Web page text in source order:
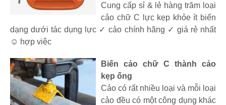
Cung cấp sỉ & lẻ hàng trăm loại
cảo chữ C lực kẹp khỏe ít biến
dạng dưới tác dụng lực ✓ cảo chính hãng ✓ giá rẻ nhất
☺️ hợp việc
Biến cảo chữ C thành cảo
kẹp ống
Cảo có rất nhiều loại và mỗi loại
cảo đều có một công dụng khác